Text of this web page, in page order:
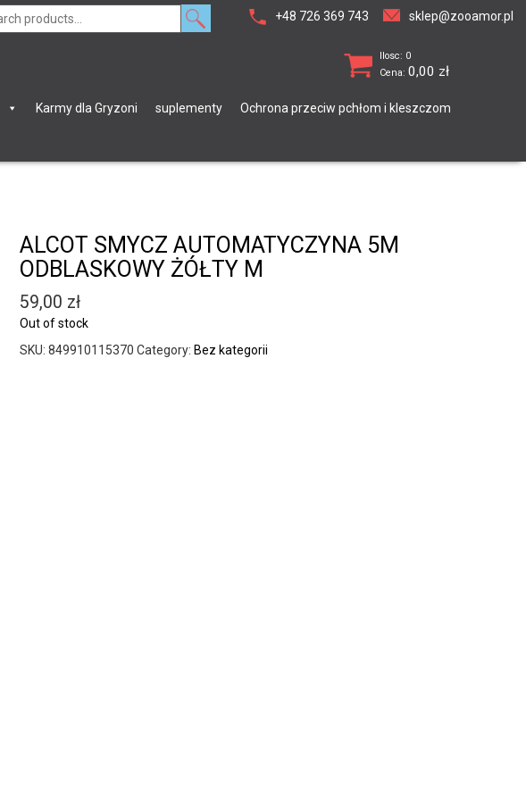
+48 726 369 743 sklep@zooamor.pl
Ilosc: 0
Cena: 0,00 zł
Karmy dla Gryzoni suplementy Ochrona przeciw pchłom i kleszczom
ALCOT SMYCZ AUTOMATYCZYNA 5M
ODBLASKOWY ŻÓŁTY M
59,00 zł
Out of stock
SKU: 849910115370 Category: Bez kategorii